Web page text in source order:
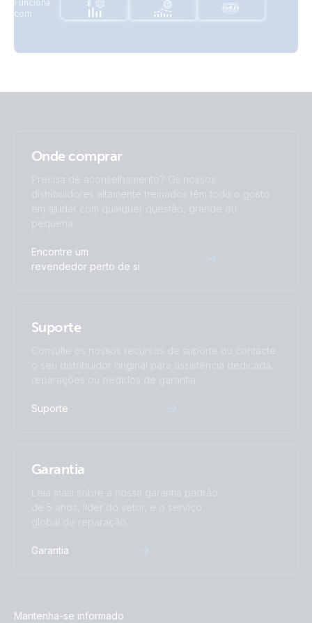
Funciona
com
Onde comprar
Precisa de aconselhamento? Os nossos
distribuidores altamente treinados têm todo o gosto
em ajudar com qualquer questão, grande ou
pequena.
Encontre um
revendedor perto de si
Suporte
Consulte os nossos recursos de suporte ou contacte
o seu distribuidor original para assistência dedicada,
reparações ou pedidos de garantia.
Suporte
Garantia
Leia mais sobre a nossa garantia padrão
de 5 anos, líder do setor, e o serviço
global de reparação.
Garantia
Mantenha-se informado